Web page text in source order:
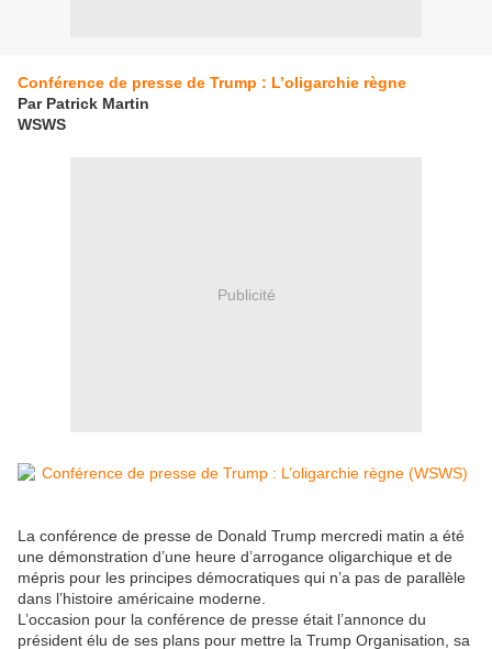
Conférence de presse de Trump : L’oligarchie règne
Par Patrick Martin
WSWS
Publicité
La conférence de presse de Donald Trump mercredi matin a été
une démonstration d’une heure d’arrogance oligarchique et de
mépris pour les principes démocratiques qui n’a pas de parallèle
dans l’histoire américaine moderne.
L’occasion pour la conférence de presse était l’annonce du
président élu de ses plans pour mettre la Trump Organisation, sa